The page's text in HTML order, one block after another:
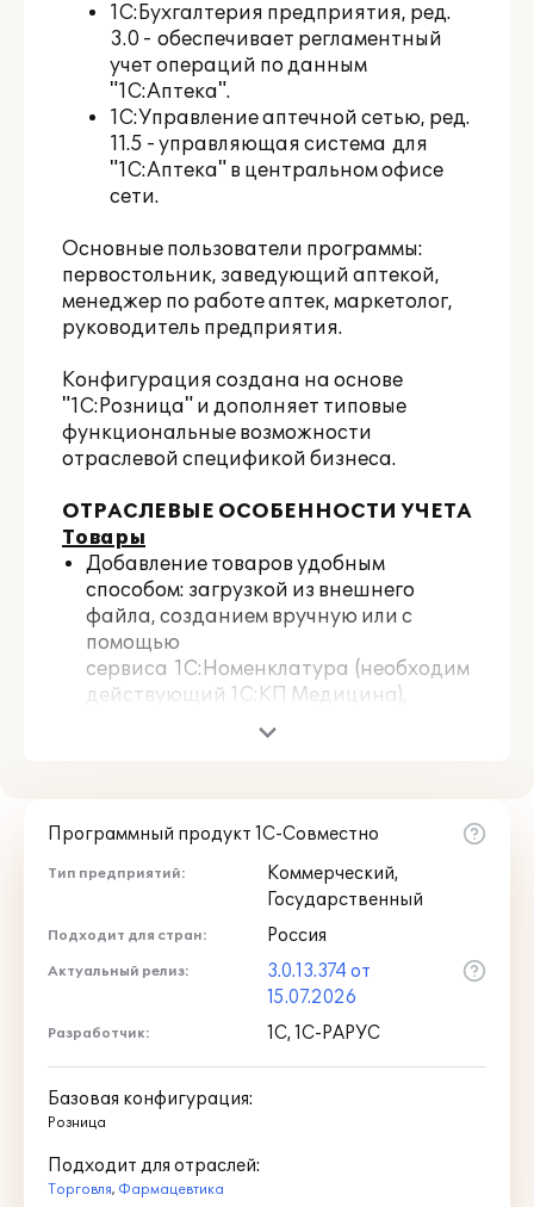
1С:Бухгалтерия предприятия, ред.
3.0 - обеспечивает регламентный
учет операций по данным
"1С:Аптека".
1С:Управление аптечной сетью, ред.
11.5 - управляющая система для
"1С:Аптека" в центральном офисе
сети.
Основные пользователи программы:
первостольник, заведующий аптекой,
менеджер по работе аптек, маркетолог,
руководитель предприятия.
Конфигурация создана на основе
"1С:Розница" и дополняет типовые
функциональные возможности
отраслевой спецификой бизнеса.
ОТРАСЛЕВЫЕ ОСОБЕННОСТИ УЧЕТА
Товары
Добавление товаров удобным
способом: загрузкой из внешнего
файла, созданием вручную или с
помощью
сервиса 1С:Номенклатура (необходим
действующий 1С:КП Медицина),
который позволяет загрузить
др.
наименования товара по шаблону.
Создание комплектов и наборов из
разных товарных позиций для
Указание в карточке номенклатуры
основных параметров лекарственных
препаратов: МНН, СМНН, код
КЛП, форма выпуска, дозировка, код
Росздравнадзора, признак ЖНВЛП/
наркотических средств/
фармацевтического
рынка, ЕГК, фармако-
Программный продукт 1С-Совместно
Тип предприятий:
Коммерческий,
Государственный
Подходит для стран: Россия
Актуальный релиз:
3.0.13.374 от
15.07.2026
Разработчик: 1С, 1С-РАРУС
Базовая конфигурация:
Розница
Подходит для отраслей:
Торговля, Фармацевтика